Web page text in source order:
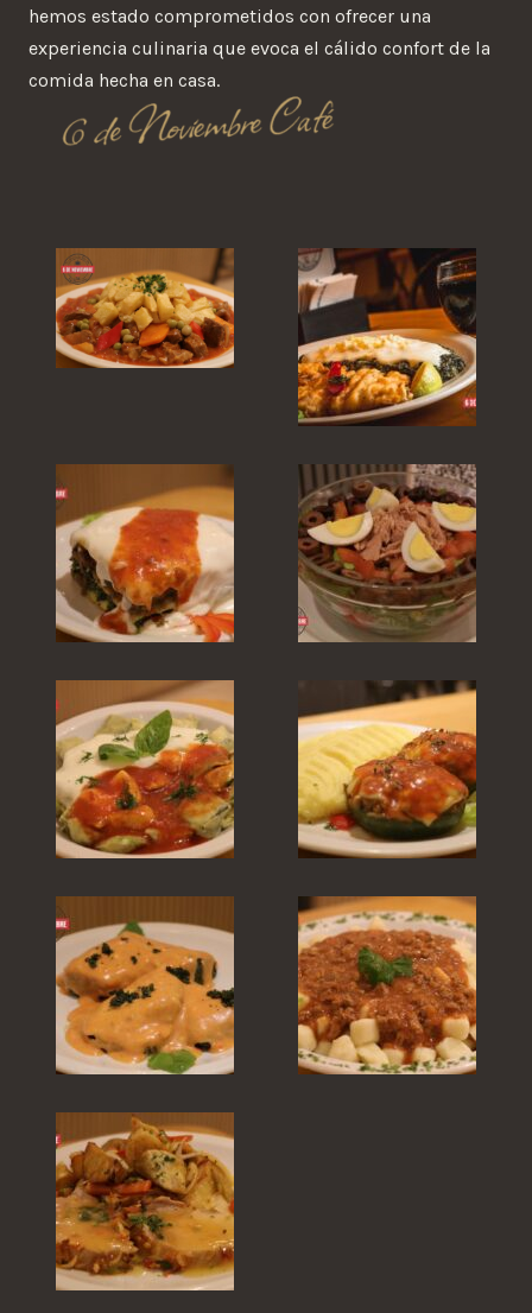
hemos estado comprometidos con ofrecer una
experiencia culinaria que evoca el cálido confort de la
comida hecha en casa.